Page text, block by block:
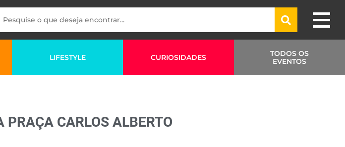
LIFESTYLE CURIOSIDADES
TODOS OS
EVENTOS
CARLOS ALBERTO